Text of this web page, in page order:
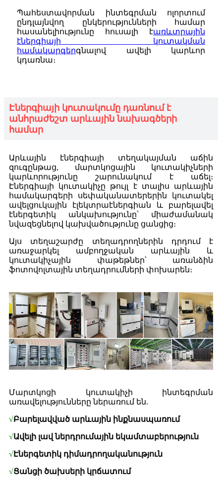
Պահեստավորման ինտեգրման ոլորտում
ընդլայնվող ընկերությունների համար
հասանելիությունը հուսալի էառևտրային
էներգիայի կուտակման
համակարգերգնալով ավելի կարևոր
կդառնա։
Էներգիայի կուտակումը դառնում է
անհրաժեշտ արևային նախագծերի
համար
Արևային էներգիայի տեղակայման աճին
զուգընթաց, մարտկոցային կուտակիչների
կարևորությունը շարունակում է աճել։
Էներգիայի կուտակիչը թույլ է տալիս արևային
համակարգերի սեփականատերերին կուտակել
ավելցուկային էլեկտրաէներգիան և բարելավել
էներգետիկ անկախությունը՝ միաժամանակ
նվազեցնելով կախվածությունը ցանցից։
Այս տեղաշարժը տեղադրողներին դրդում է
առաջարկել ամբողջական արևային և
կուտակիչային փաթեթներ՝ առանձին
ֆոտովոլտային տեղադրումների փոխարեն։
Մարտկոցի կուտակիչի ինտեգրման
առավելությունները ներառում են.
√Բարելավված արևային ինքնասպառում
√Ավելի լավ ներդրումային եկամտաբերություն
√Էներգետիկ դիմադրողականություն
√Ցանցի ծախսերի կրճատում